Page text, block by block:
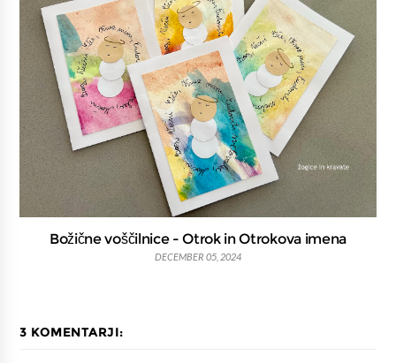
Božične voščilnice - Otrok in Otrokova imena
DECEMBER 05, 2024
3 KOMENTARJI: